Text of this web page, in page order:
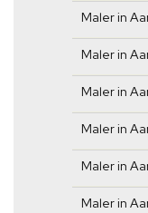
Maler in
Maler in
Maler in
Maler in
Maler in
Maler in